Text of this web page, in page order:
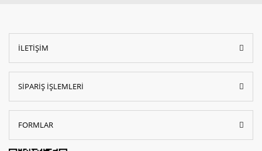
İLETİŞİM
SİPARİŞ İŞLEMLERİ
FORMLAR